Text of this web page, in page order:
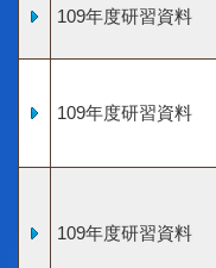
109年度研習資料
109年度研習資料
109年度研習資料